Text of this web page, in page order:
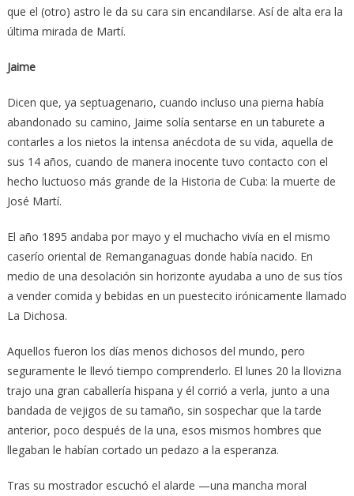
que el (otro) astro le da su cara sin encandilarse. Así de alta era la
última mirada de Martí.
Jaime
Dicen que, ya septuagenario, cuando incluso una pierna había
abandonado su camino, Jaime solía sentarse en un taburete a
contarles a los nietos la intensa anécdota de su vida, aquella de
sus 14 años, cuando de manera inocente tuvo contacto con el
hecho luctuoso más grande de la Historia de Cuba: la muerte de
José Martí.
El año 1895 andaba por mayo y el muchacho vivía en el mismo
caserío oriental de Remanganaguas donde había nacido. En
medio de una desolación sin horizonte ayudaba a uno de sus tíos
a vender comida y bebidas en un puestecito irónicamente llamado
La Dichosa.
Aquellos fueron los días menos dichosos del mundo, pero
seguramente le llevó tiempo comprenderlo. El lunes 20 la llovizna
trajo una gran caballería hispana y él corrió a verla, junto a una
bandada de vejigos de su tamaño, sin sospechar que la tarde
anterior, poco después de la una, esos mismos hombres que
llegaban le habían cortado un pedazo a la esperanza.
Tras su mostrador escuchó el alarde —una mancha moral